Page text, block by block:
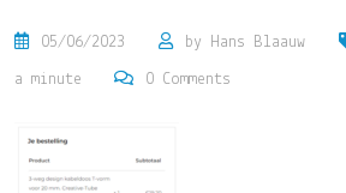
05/06/2023 by Hans Blaauw
a minute 0 Comments